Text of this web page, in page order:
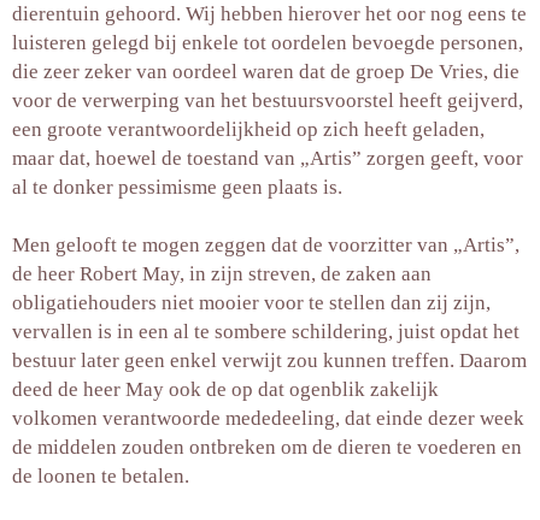
dierentuin gehoord. Wij hebben hierover het oor nog eens te
luisteren gelegd bij enkele tot oordelen bevoegde personen,
die zeer zeker van oordeel waren dat de groep De Vries, die
voor de verwerping van het bestuursvoorstel heeft geijverd,
een groote verantwoordelijkheid op zich heeft geladen,
maar dat, hoewel de toestand van „Artis” zorgen geeft, voor
al te donker pessimisme geen plaats is.
Men gelooft te mogen zeggen dat de voorzitter van „Artis”,
de heer Robert May, in zijn streven, de zaken aan
obligatiehouders niet mooier voor te stellen dan zij zijn,
vervallen is in een al te sombere schildering, juist opdat het
bestuur later geen enkel verwijt zou kunnen treffen. Daarom
deed de heer May ook de op dat ogenblik zakelijk
volkomen verantwoorde mededeeling, dat einde dezer week
de middelen zouden ontbreken om de dieren te voederen en
de loonen te betalen.